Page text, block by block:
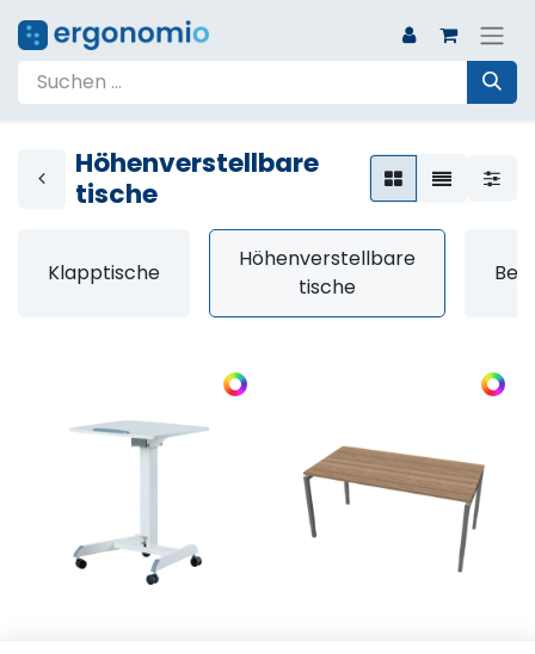
Höhenverstellbare
tische
Klapptische
Höhenverstellbare
tische